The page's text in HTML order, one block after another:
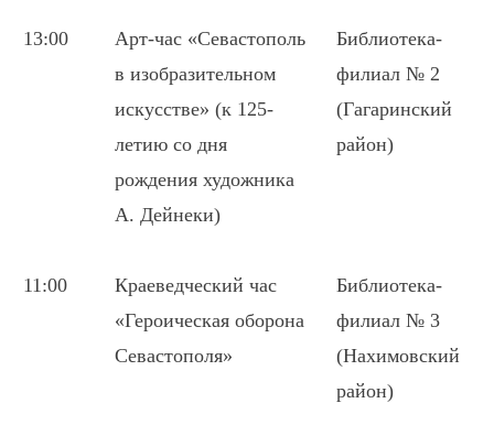
13:00
Арт-час «Севастополь
в изобразительном
искусстве» (к 125-
летию со дня
рождения художника
А. Дейнеки)
Библиотека-
филиал № 2
(Гагаринский
район)
11:00
Краеведческий час
«Героическая оборона
Севастополя»
Библиотека-
филиал № 3
(Нахимовский
район)